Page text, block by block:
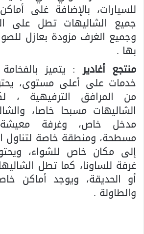
للسيارات، بالإضافة غلى
جميع الشاليهات تطل على
وجميع الغرف مزودة بعازل
بها .
منتجع أغادير: يتميز
خدمات على أعلى مستوى،
من المرافق الترفيهية ،
الشاليهات مسبحا خاصا،
مدخل خاص، وغرفة
مسطحة، ومنطقة خاصة لتناول
إلى مكان خاص للشواء،
غرفة للساونا، كما تطل
أو الحديقة، ويوجد أماكن
والطاولة .